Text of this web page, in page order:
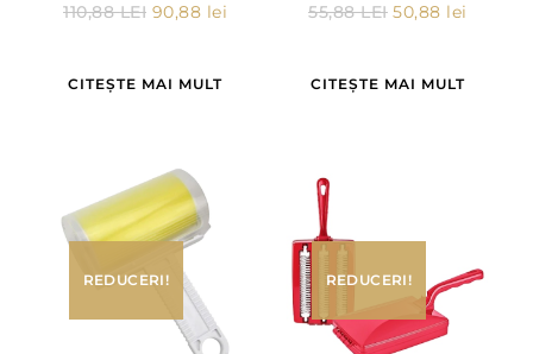
110,88LEI 90,88 lei
CITEȘTE MAI MULT
55,88LEI 50,88 lei
CITEȘTE MAI MULT
REDUCERI! REDUCERI!